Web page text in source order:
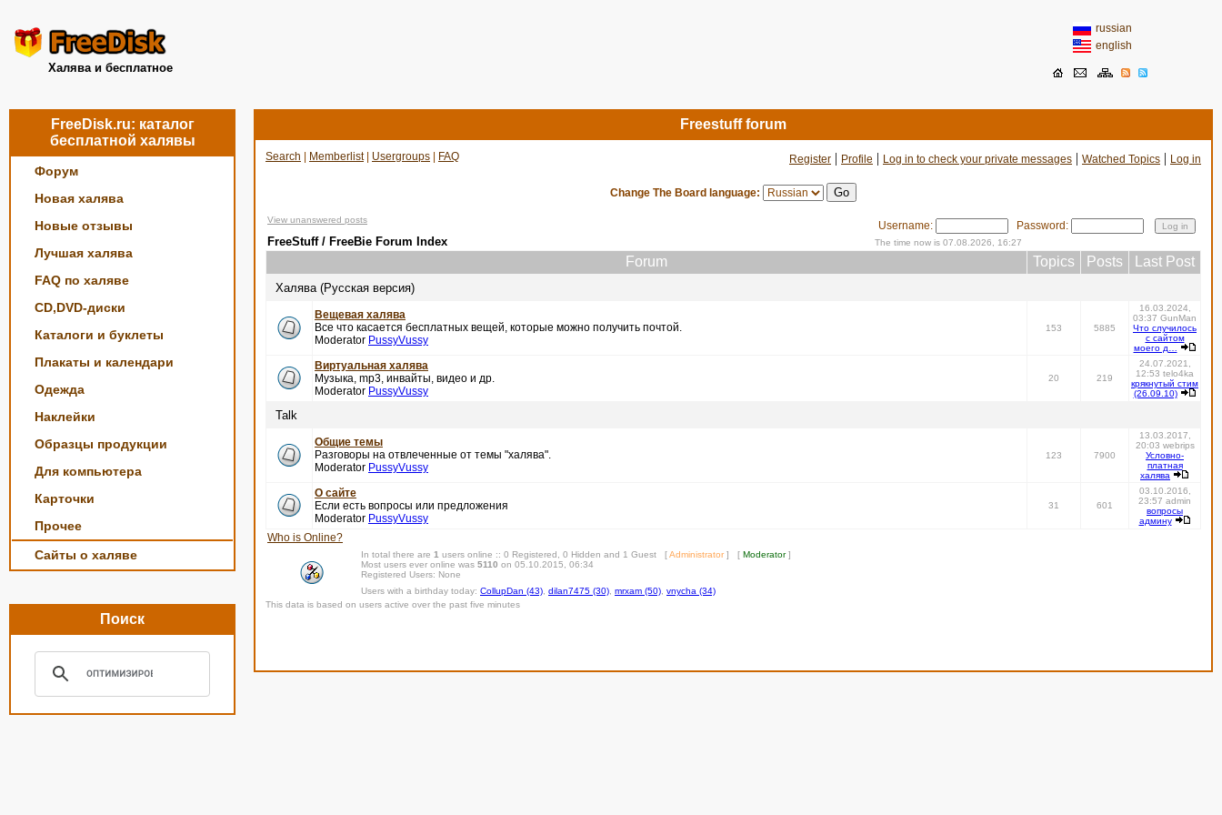
Халява и бесплатное
russian
english
FreeDisk.ru: каталог
бесплатной халявы
Форум
Новая халява
Новые отзывы
Лучшая халява
FAQ по халяве
CD,DVD-диски
Каталоги и буклеты
Плакаты и календари
Одежда
Наклейки
Образцы продукции
Для компьютера
Карточки
Прочее
Сайты о халяве
Поиск
Freestuff forum
Search Memberlist| Usergroups FAQ Register | Profile | Log in to check your private messages | Watched Topics | Log in
Change The Board language:
View unanswered posts
FreeStuff / FreeBie Forum Index
Username: Password:
The time now is 07.08.2026, 16:27
Forum Topics Posts Last Post
Халява (Русская версия)
Вещевая халява
Все что касается бесплатных вещей, которые можно получить почтой.
Moderator PussyVussy
153 5885
16.03.2024,
03:37 GunMan
Что случилось
с сайтом
моего д…
Виртуальная халява
Музыка, mp3, инвайты, видео и др.
Moderator PussyVussy
20 219
24.07.2021,
12:53 telo4ka
крякнутый стим
(26.09.10)
Talk
Общие темы
Разговоры на отвлеченные от темы "халява".
Moderator PussyVussy
123 7900
13.03.2017,
20:03 webrips
Условно-
платная
халява
О сайте
Если есть вопросы или предложения
Moderator PussyVussy
31 601
03.10.2016,
23:57 admin
вопросы
админу
Who is Online?
In total there are 1 users online :: 0 Registered, 0 Hidden and 1 Guest [Administrator] [ Moderator]
Most users ever online was 5110 on 05.10.2015, 06:34
Registered Users: None
Users with a birthday today: CollupDan (43) dilan7475 (30) mrxam (50) vnycha (34)
This data is based on users active over the past five minutes